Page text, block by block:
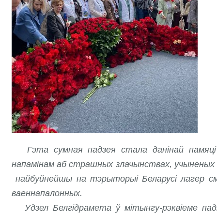
Гэта сумная падзея стала данінай памяці
напамінам аб страшных злачынствах,
найбуйнейшы на тэрыторыі Беларусі лагер
ваеннапалонных.
Удзел Белгідрамета ў мітынгу-рэквіеме